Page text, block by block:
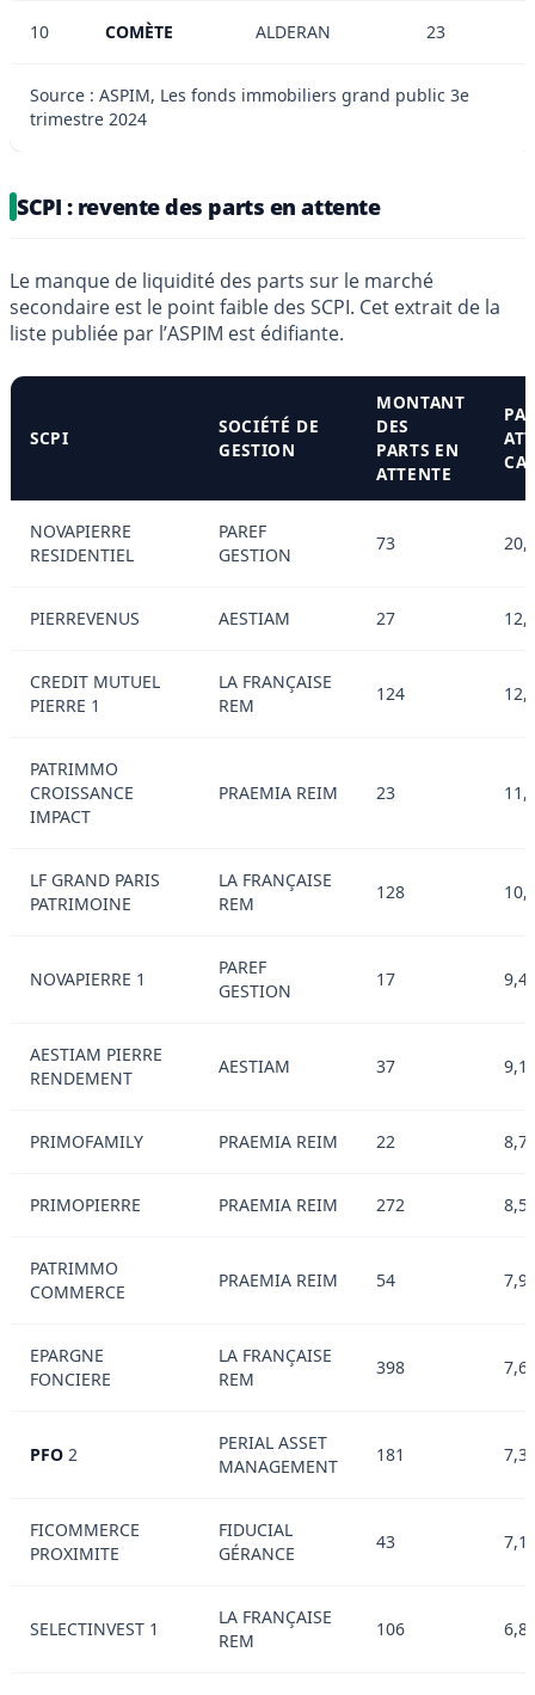
10 COMÈTE ALDERAN 23
Source : ASPIM, Les fonds immobiliers grand public 3e
trimestre 2024
SCPI : revente des parts en attente
Le manque de liquidité des parts sur le marché
secondaire est le point faible des SCPI. Cet extrait de la
liste publiée par l’ASPIM est édifiante.
SCPI
SOCIÉTÉ DE
GESTION
MONTANT
DES
PARTS EN
ATTENTE
NOVAPIERRE
RESIDENTIEL
PAREF
GESTION
73
PIERREVENUS AESTIAM 27
CREDIT MUTUEL
PIERRE 1
LA FRANÇAISE
REM
124
PATRIMMO
CROISSANCE
IMPACT
PRAEMIA REIM 23
LF GRAND PARIS
PATRIMOINE
LA FRANÇAISE
REM
128
NOVAPIERRE 1
PAREF
GESTION
17
AESTIAM PIERRE
RENDEMENT
AESTIAM 37
PRIMOFAMILY PRAEMIA REIM 22
PRIMOPIERRE PRAEMIA REIM 272
PATRIMMO
COMMERCE
PRAEMIA REIM 54
EPARGNE
FONCIERE
LA FRANÇAISE
REM
398
PFO 2
PERIAL ASSET
MANAGEMENT
181
FICOMMERCE
PROXIMITE
FIDUCIAL
GÉRANCE
43
SELECTINVEST 1
LA FRANÇAISE
REM
106